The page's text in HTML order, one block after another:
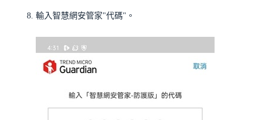
輸入智慧網安管家"代碼"。